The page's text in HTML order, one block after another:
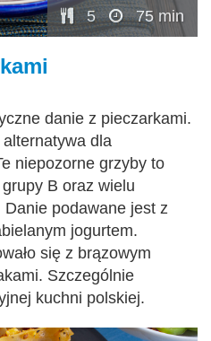
5 75 min
danie z pieczarkami.
dla
niepozorne grzyby to
B oraz wielu
podawane jest z
jogurtem.
się z brązowym
Szczególnie
kuchni polskiej.